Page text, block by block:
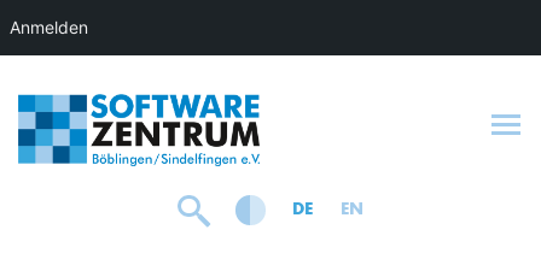
DE EN
Anmelden